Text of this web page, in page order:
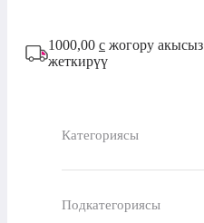
1000,00 с жогору акысыз
жеткирүү
Категориясы
Подкатегориясы